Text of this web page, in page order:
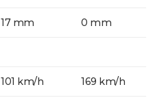
17 mm 0 mm
101 km/h 169 km/h